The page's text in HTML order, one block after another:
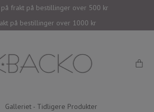
på frakt på bestillinger over 500 kr
på bestillinger over 1000 kr
Galleriet - Tidligere Produkter